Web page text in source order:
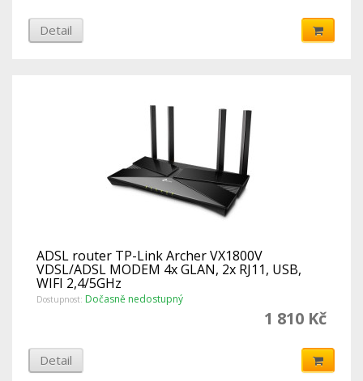
Detail
ADSL router TP-Link Archer VX1800V
VDSL/ADSL MODEM 4x GLAN, 2x RJ11, USB,
WIFI 2,4/5GHz
Dostupnost: Dočasně nedostupný
1 810 Kč
Detail